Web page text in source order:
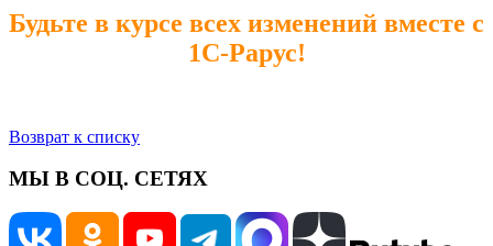
Будьте в курсе всех изменений вместе с
1С-Рарус!
Возврат к списку
МЫ В СОЦ. СЕТЯХ